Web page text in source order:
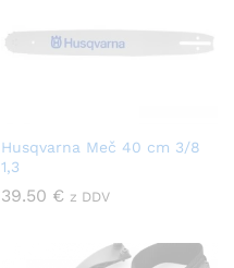
Husqvarna Meč 40 cm 3/8
1,3
39.50 € z DDV